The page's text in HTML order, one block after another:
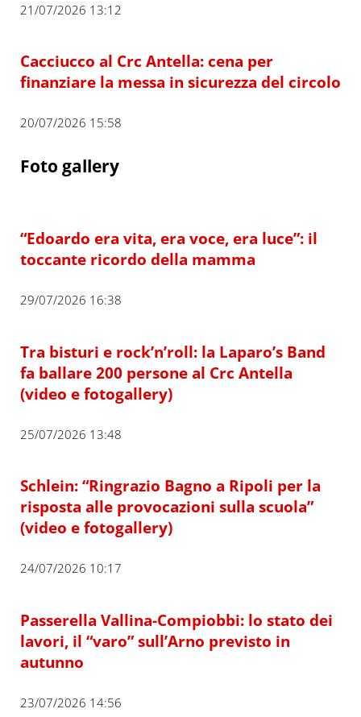
21/07/2026 13:12
Cacciucco al Crc Antella: cena per
finanziare la messa in sicurezza del circolo
20/07/2026 15:58
Foto gallery
“Edoardo era vita, era voce, era luce”: il
toccante ricordo della mamma
29/07/2026 16:38
Tra bisturi e rock’n’roll: la Laparo’s Band
fa ballare 200 persone al Crc Antella
(video e fotogallery)
25/07/2026 13:48
Schlein: “Ringrazio Bagno a Ripoli per la
risposta alle provocazioni sulla scuola”
(video e fotogallery)
24/07/2026 10:17
Passerella Vallina-Compiobbi: lo stato dei
lavori, il “varo” sull’Arno previsto in
autunno
23/07/2026 14:56